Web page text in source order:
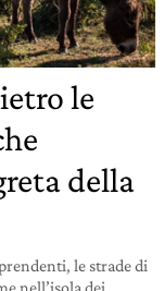
le
della
le strade di
nell’isola dei